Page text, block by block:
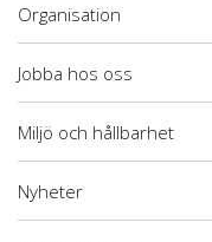
Organisation
Jobba hos oss
Miljö och hållbarhet
Nyheter